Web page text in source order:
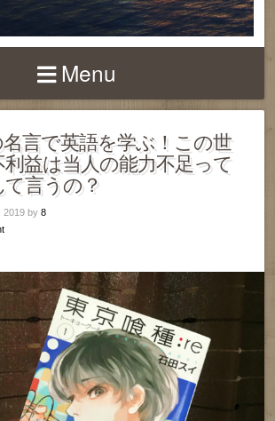
Menu
言で英語を学ぶ！この世
益は当人の能力不足って
言うの？
2019 by 8